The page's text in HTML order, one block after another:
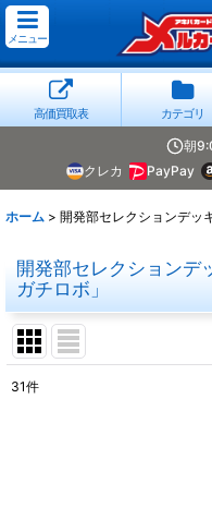
メニュー
高価買取表 カテゴリ
朝
クレカ
PayPay
ホーム > 開発部セレクションデッ
開発部セレクションデ
ガチロボ」
31件